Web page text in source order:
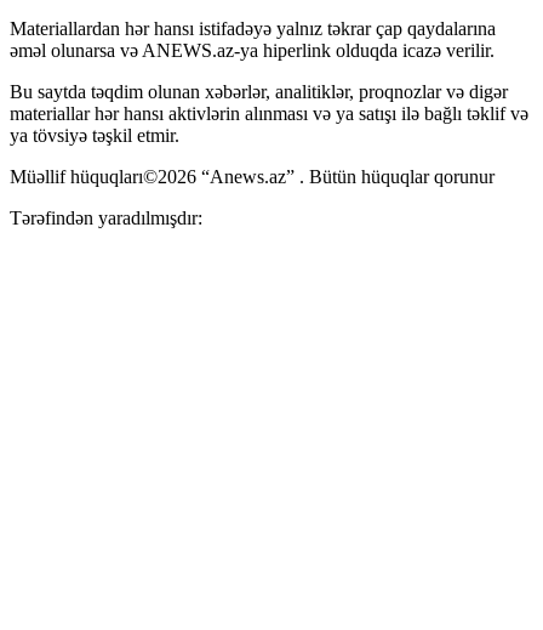
Materiallardan hər hansı istifadəyə yalnız təkrar çap qaydalarına
əməl olunarsa və ANEWS.az-ya hiperlink olduqda icazə verilir.
Bu saytda təqdim olunan xəbərlər, analitiklər, proqnozlar və digər
materiallar hər hansı aktivlərin alınması və ya satışı ilə bağlı təklif və
ya tövsiyə təşkil etmir.
Müəllif hüquqları©2026 “Anews.az” . Bütün hüquqlar qorunur
Tərəfindən yaradılmışdır: